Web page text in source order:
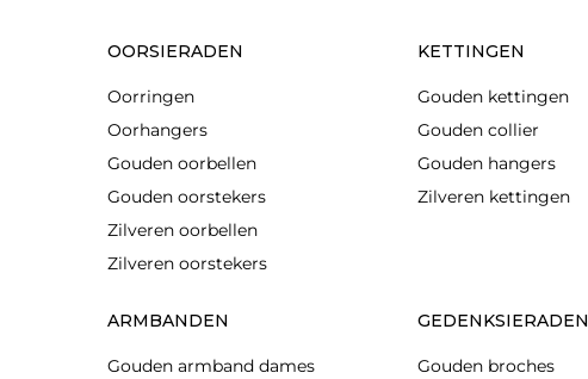
OORSIERADEN
Oorringen
Oorhangers
Gouden oorbellen
Gouden oorstekers
Zilveren oorbellen
Zilveren oorstekers
KETTINGEN
Gouden kettingen
Gouden collier
Gouden hangers
Zilveren kettingen
ARMBANDEN
Gouden armband dames
GEDENKSIERADEN
Gouden broches